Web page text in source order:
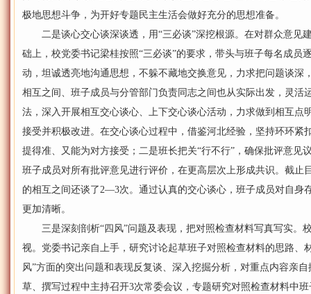
极地思想斗争，为开好专题民主生活会做好充分的思想准备。
二是谈心交心谈深谈透，用“三必谈”深挖根源。在对群众意见
础上，校党委书记梁桂按照“三必谈”的要求，带头与班子每名成员
动，坦诚透亮地沟通思想，不躲不藏地交换意见，力求把问题谈深
相互之间、班子成员与分管部门负责同志之间也从实际出发，灵活
法，深入开展相互交心谈心、上下交心谈心活动，力求做到相互点
接受并积极改进。在交心谈心过程中，借鉴河北经验，坚持环环紧
提得准、又能为对方接受；二是班长把关“行不行”，确保批评意见
班子成员对所有批评意见进行评价，在更高层次上形成共识。截止
的相互之间还谈了2—3次。通过认真的交心谈心，班子成员对自身
更加清晰。
三是深刻剖析“四风”问题及表现，把对照检查材料写真写实。
视。党委书记亲自上手，研究讨论起草班子对照检查材料的思路、
风”方面的突出问题和表现反复谈、深入挖掘分析，对重点内容亲
草、撰写过程中主持召开3次常委会议，专题研究对照检查材料中